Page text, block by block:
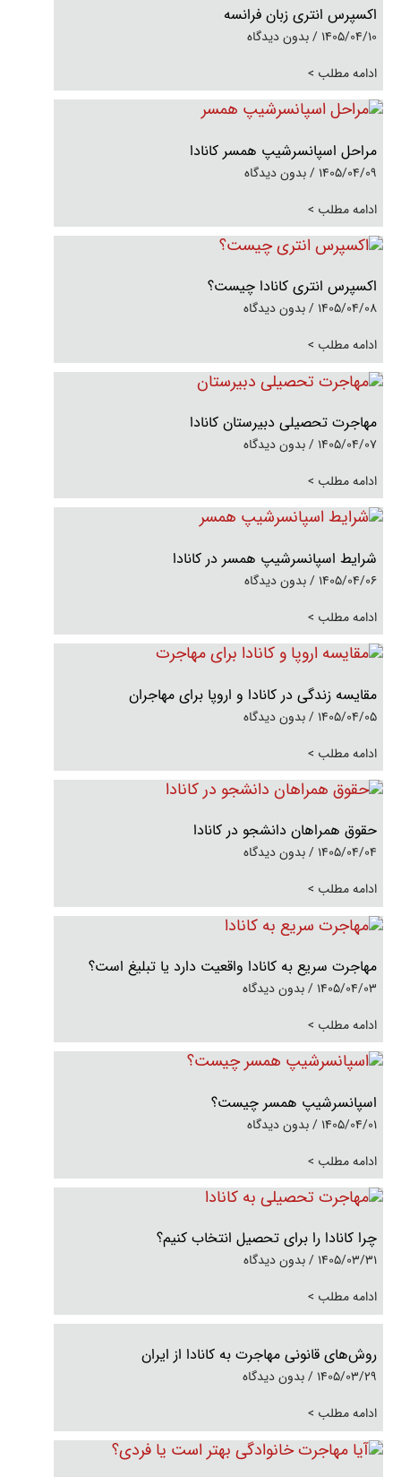
اکسپرس انتری زبان فرانسه
1405/04/10
بدون دیدگاه
ادامه مطلب >
مراحل اسپانسرشیپ همسر کانادا
1405/04/09
بدون دیدگاه
ادامه مطلب >
اکسپرس انتری کانادا چیست؟
1405/04/08
بدون دیدگاه
ادامه مطلب >
مهاجرت تحصیلی دبیرستان کانادا
1405/04/07
بدون دیدگاه
ادامه مطلب >
شرایط اسپانسرشیپ همسر در کانادا
1405/04/06
بدون دیدگاه
ادامه مطلب >
مقایسه زندگی در کانادا و اروپا برای مهاجران
1405/04/05
بدون دیدگاه
ادامه مطلب >
حقوق همراهان دانشجو در کانادا
1405/04/04
بدون دیدگاه
ادامه مطلب >
مهاجرت سریع به کانادا واقعیت دارد یا تبلیغ است؟
1405/04/03
بدون دیدگاه
ادامه مطلب >
اسپانسرشیپ همسر چیست؟
1405/04/01
بدون دیدگاه
ادامه مطلب >
چرا کانادا را برای تحصیل انتخاب کنیم؟
1405/03/31
بدون دیدگاه
ادامه مطلب >
روش‌های قانونی مهاجرت به کانادا از ایران
1405/03/29
بدون دیدگاه
ادامه مطلب >